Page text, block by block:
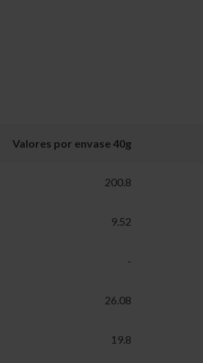
Valores por envase 40g
200.8
9.52
-
26.08
19.8